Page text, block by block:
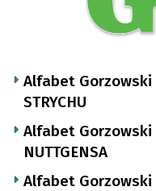
Alfabet Gorzowski
STRYCHU
Alfabet Gorzowski
NUTTGENSA
Alfabet Gorzowski